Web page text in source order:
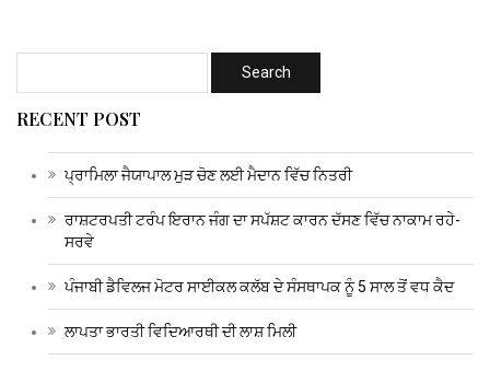
RECENT POST
ਪ੍ਰਾਮਿਲਾ ਜੈਯਾਪਾਲ ਮੁੜ ਚੋਣ ਲਈ ਮੈਦਾਨ ਵਿੱਚ ਨਿਤਰੀ
ਰਾਸ਼ਟਰਪਤੀ ਟਰੰਪ ਇਰਾਨ ਜੰਗ ਦਾ ਸਪੱਸ਼ਟ ਕਾਰਨ ਦੱਸਣ ਵਿੱਚ ਨਾਕਾਮ ਰਹੇ-
ਸਰਵੇ
ਪੰਜਾਬੀ ਡੈਵਿਲਜ ਮੋਟਰ ਸਾਈਕਲ ਕਲੱਬ ਦੇ ਸੰਸਥਾਪਕ ਨੂੰ 5 ਸਾਲ ਤੋਂ ਵਧ ਕੈਦ
ਲਾਪਤਾ ਭਾਰਤੀ ਵਿਦਿਆਰਥੀ ਦੀ ਲਾਸ਼ ਮਿਲੀ